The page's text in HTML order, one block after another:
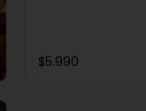
$5.990